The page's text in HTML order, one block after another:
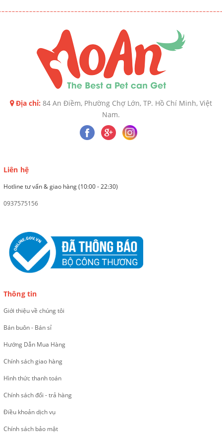
Địa chỉ: 84 An Điềm, Phường Chợ Lớn, TP. Hồ Chí Minh, Việt
Nam.
Liên hệ
Hotline tư vấn & giao hàng (10:00 - 22:30)
0937575156
Thông tin
Giới thiệu về chúng tôi
Bán buôn - Bán sỉ
Hướng Dẫn Mua Hàng
Chính sách giao hàng
Hình thức thanh toán
Chính sách đổi - trả hàng
Điều khoản dịch vụ
Chính sách bảo mật